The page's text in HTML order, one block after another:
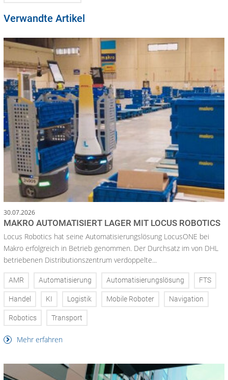
Verwandte Artikel
30.07.2026
MAKRO AUTOMATISIERT LAGER MIT LOCUS ROBOTICS
Locus Robotics hat seine Automatisierungslösung LocusONE bei
Makro erfolgreich in Betrieb genommen. Der Durchsatz im von DHL
betriebenen Distributionszentrum verdoppelte...
AMR Automatisierung Automatisierungslösung FTS
Handel KI Logistik Mobile Roboter Navigation
Robotics Transport
Mehr erfahren